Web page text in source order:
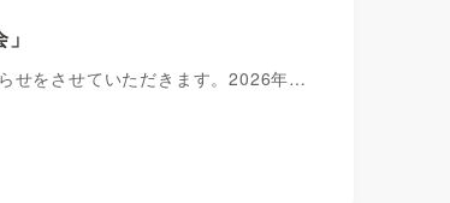
せをさせていただきます。2026年…